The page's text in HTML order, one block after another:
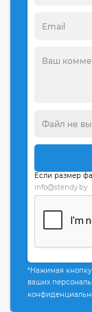
Если размер
info@stendy.by
*Нажимая кнопку
ваших